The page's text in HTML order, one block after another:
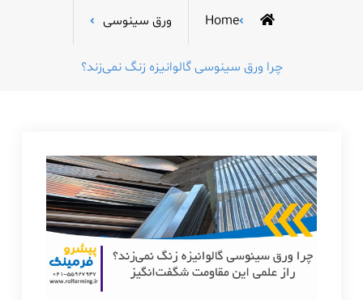
Home ورق سینوسی
چرا ورق سینوسی گالوانیزه زنگ نمی‌زند؟